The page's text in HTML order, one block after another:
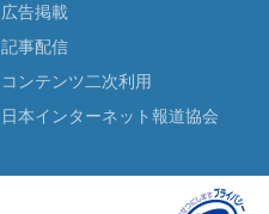
広告掲載
記事配信
コンテンツ二次利用
日本インターネット報道協会